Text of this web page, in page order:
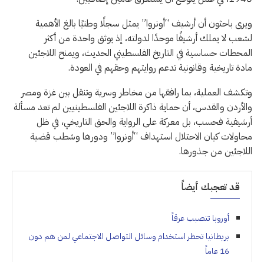
ويرى باحثون أن أرشيف “أونروا” يمثل سجلًا وطنيًا بالغ الأهمية
لشعب لا يملك أرشيفًا موحدًا لدولته، إذ يوثق واحدة من أكثر
المحطات حساسية في التاريخ الفلسطيني الحديث، ويمنح اللاجئين
مادة تاريخية وقانونية تدعم روايتهم وحقهم في العودة.
وتكشف العملية، بما رافقها من مخاطر وسرية وتنقل بين غزة ومصر
والأردن والقدس، أن حماية ذاكرة اللاجئين الفلسطينيين لم تعد مسألة
أرشيفية فحسب، بل معركة على الرواية والحق التاريخي، في ظل
محاولات كيان الاحتلال استهداف “أونروا” ودورها وشطب قضية
اللاجئين من جذورها.
قد تعجبك أيضاً
أوروبا تتصبب عرقاً
بريطانيا تحظر استخدام وسائل التواصل الاجتماعي لمن هم دون
16 عاماً